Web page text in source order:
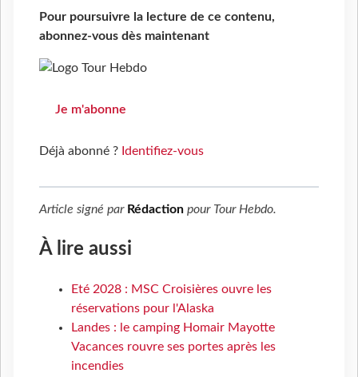
Pour poursuivre la lecture de ce contenu,
abonnez-vous dès maintenant
Je m'abonne
Déjà abonné ? Identifiez-vous
Article signé par Rédaction pour Tour Hebdo.
À lire aussi
Eté 2028 : MSC Croisières ouvre les
réservations pour l'Alaska
Landes : le camping Homair Mayotte
Vacances rouvre ses portes après les
incendies